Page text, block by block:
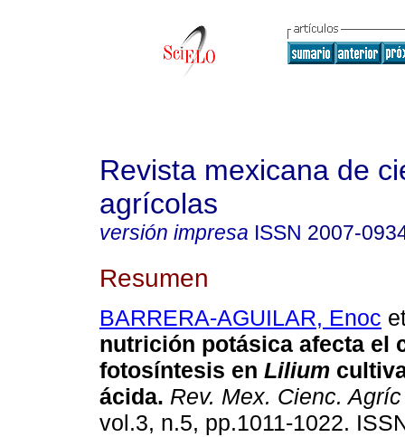
Revista mexicana de
agrícolas
versión impresa ISSN 2007-
Resumen
BARRERA-AGUILAR, Enoc
nutrición potásica afecta el
fotosíntesis en Lilium
ácida. Rev. Mex. Cienc. Agríc
vol.3, n.5, pp.1011-1022.